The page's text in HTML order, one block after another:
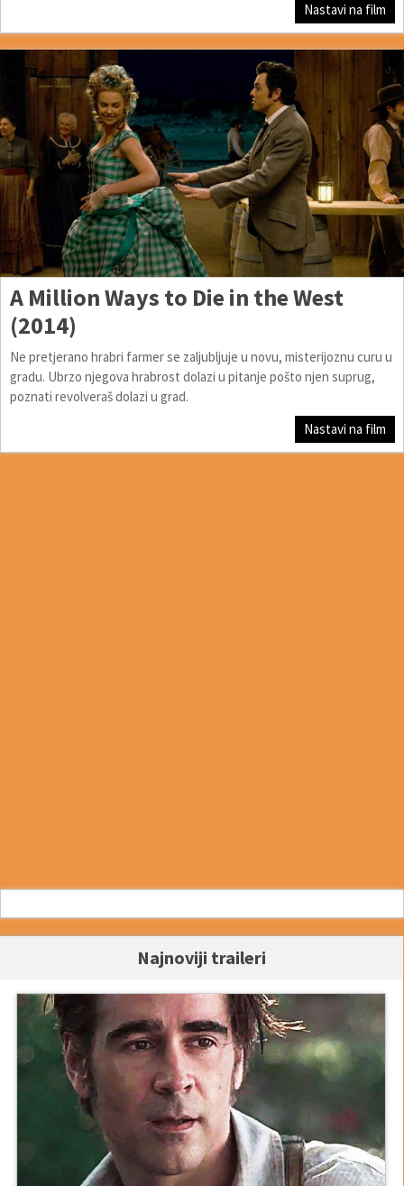
Nastavi na film
A Million Ways to Die in the West
(2014)
Ne pretjerano hrabri farmer se zaljubljuje u novu, misterijoznu curu u
gradu. Ubrzo njegova hrabrost dolazi u pitanje pošto njen suprug,
poznati revolveraš dolazi u grad.
Nastavi na film
Najnoviji traileri